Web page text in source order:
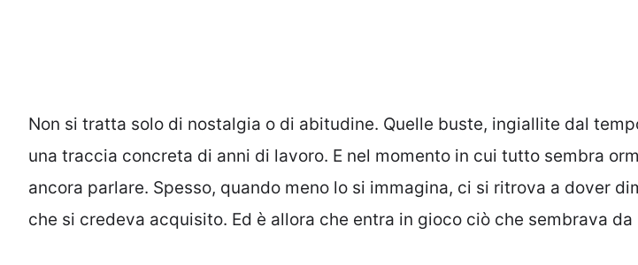
Non si tratta solo di nostalgia o di abitudine. Quelle buste, ingiallite dal
una traccia concreta di anni di lavoro. E nel momento in cui tutto sembra
ancora parlare. Spesso, quando meno lo si immagina, ci si ritrova a dover
che si credeva acquisito. Ed è allora che entra in gioco ciò che sembrava